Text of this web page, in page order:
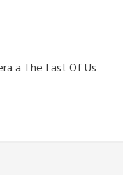
a The Last Of Us